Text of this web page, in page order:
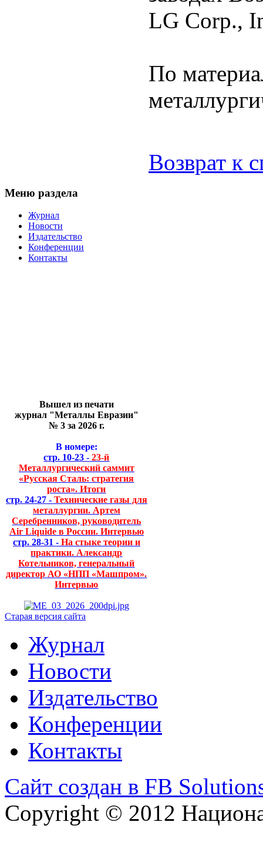
LG Corp.,
По
Возврат к
Меню раздела
Журнал
Новости
Издательство
Конференции
Контакты
Вышел из печати
журнал "Металлы Евразии"
№ 3 за 2026 г.
В номере:
стр. 10-23 - 23-й
Металлургический саммит
«Русская Сталь: стратегия
роста». Итоги
стр. 24-27 - Технические газы для
металлургии. Артем
Серебренников, руководитель
Air Liquide в России. Интервью
стр. 28-31 - На стыке теории и
практики. Александр
Котельников, генеральный
директор АО «НПП «Машпром».
Интервью
Старая версия сайта
Журнал
Новости
Издательство
Конференции
Контакты
Сайт создан в FB
Copyright © 2012